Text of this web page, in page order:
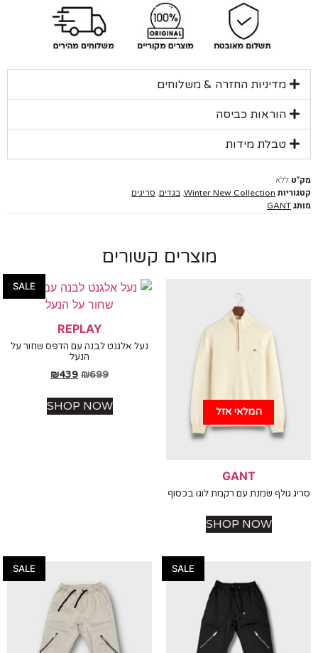
מדיניות החזרה & משלוחים
הוראות כביסה
טבלת מידות
ללא
Winter New Collection
,בגדים, סריגים
GANT
מוצרים קשורים
המלאי אזל
GANT
גולף שמנת עם רקמת לוגו בכסוף
SHOP NOW
SALE
REPLAY
נעל אלגנט לבנה עם הדפס שחור על
₪
₪439
SHOP NOW